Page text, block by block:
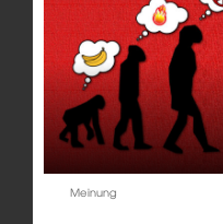
Meinung